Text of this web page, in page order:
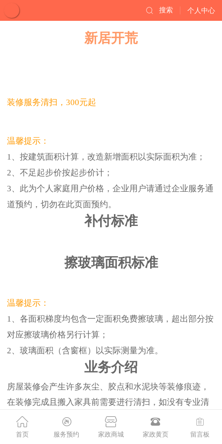
个人中心
搜索
新居开荒
装修服务清扫，300元起
温馨提示：
1、按建筑面积计算，改造新增面积以实际面积为准；
2、不足起步价按起步价计；
3、此为个人家庭用户价格，企业用户请通过企业服务通
道预约，切勿在此页面预约。
补付标准
擦玻璃面积标准
温馨提示：
1、各面积梯度均包含一定面积免费擦玻璃，超出部分按
对应擦玻璃价格另行计算；
2、玻璃面积（含窗框）以实际测量为准。
业务介绍
房屋装修会产生许多灰尘、胶点和水泥块等装修痕迹，
在装修完成且搬入家具前需要进行清扫，如没有专业清
洗工程师和设备，很难彻底清洁。家政帮平台提供高品
质的空房新居开荒服务，帮您快速入住新居。
首页 服务预约 家政商城 家政黄页 留言板